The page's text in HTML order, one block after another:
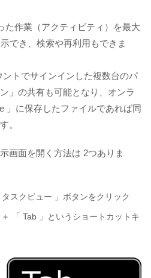
た作業（アクティビティ）を最大
でき、検索や再利用もできま
トでサインインした複数台のパ
」の共有も可能となり、オンラ
」に保存したファイルであれば同
。
画面を開く方法は 2つありま
スクビュー 」ボタンをクリック
「 Tab 」というショートカットキ